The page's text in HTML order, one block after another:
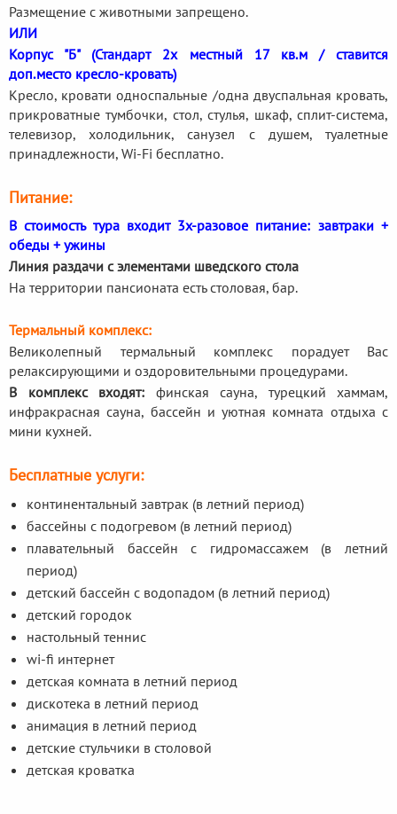
Размещение с животными запрещено.
ИЛИ
Корпус "Б" (Стандарт 2х местный 17 кв.м / ставится
доп.место кресло-кровать)
Кресло, кровати односпальные /одна двуспальная кровать,
прикроватные тумбочки, стол, стулья, шкаф, сплит-система,
телевизор, холодильник, санузел с душем, туалетные
принадлежности, Wi-Fi бесплатно.
Питание:
В стоимость тура входит 3х-разовое питание: завтраки +
обеды + ужины
Линия раздачи с элементами шведского стола
На территории пансионата есть столовая, бар.
Термальный комплекс:
Великолепный термальный комплекс порадует Вас
релаксирующими и оздоровительными процедурами.
В комплекс входят: финская сауна, турецкий хаммам,
инфракрасная сауна, бассейн и уютная комната отдыха с
мини кухней.
Бесплатные услуги:
континентальный завтрак (в летний период)
бассейны с подогревом (в летний период)
плавательный бассейн с гидромассажем (в летний
период)
детский бассейн с водопадом (в летний период)
детский городок
настольный теннис
wi-fi интернет
детская комната в летний период
дискотека в летний период
анимация в летний период
детские стульчики в столовой
детская кроватка